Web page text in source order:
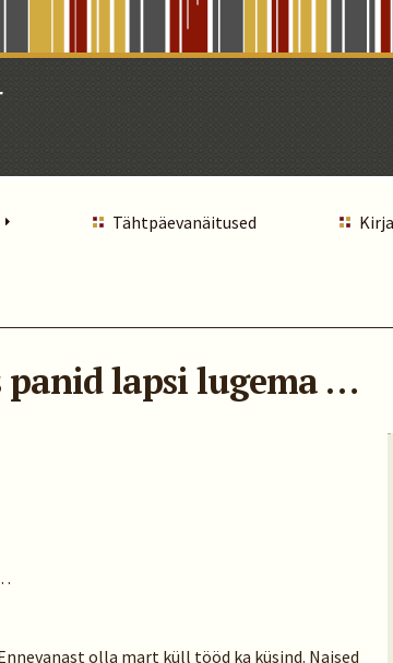
Tähtpäevanäitused
panid lapsi lugema …
olla mart küll tööd ka küsind. Naised